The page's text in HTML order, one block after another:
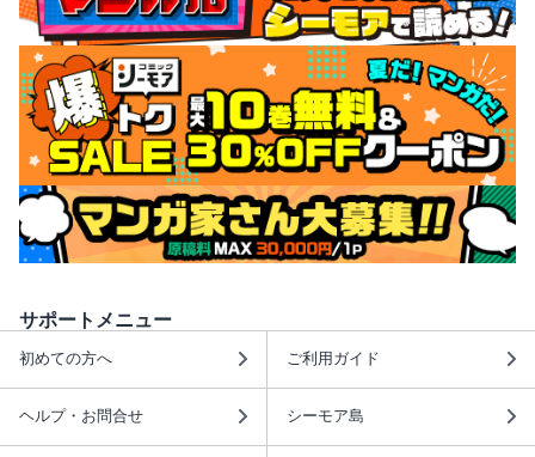
サポートメニュー
初めての方へ ご利用ガイド
ヘルプ・お問合せ シーモア島